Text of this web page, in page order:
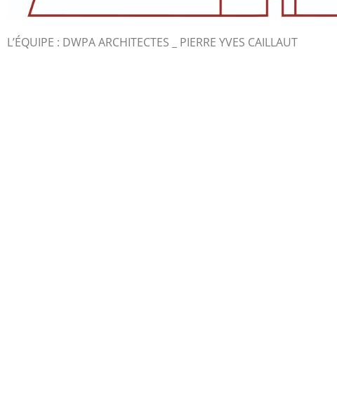
L’ÉQUIPE : DWPA ARCHITECTES _ PIERRE YVES CAILLAUT